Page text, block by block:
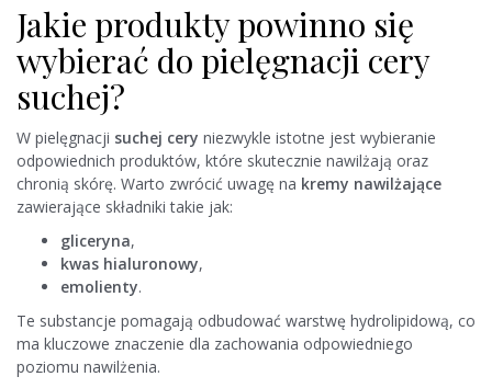
Jakie produkty powinno się
wybierać do pielęgnacji cery
suchej?
W pielęgnacji suchej cery niezwykle istotne jest wybieranie
odpowiednich produktów, które skutecznie nawilżają oraz
chronią skórę. Warto zwrócić uwagę na kremy nawilżające
zawierające składniki takie jak:
gliceryna,
kwas hialuronowy,
emolienty.
Te substancje pomagają odbudować warstwę hydrolipidową, co
ma kluczowe znaczenie dla zachowania odpowiedniego
poziomu nawilżenia.